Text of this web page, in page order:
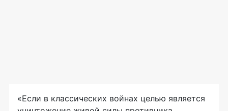
«Если в классических войнах целью является